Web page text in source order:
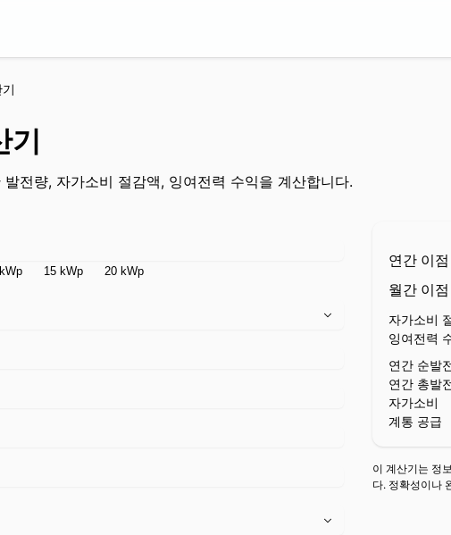
기
전량, 자가소비 절감액, 잉여전력 수익을 계산합니다.
15 kWp 20 kWp
연간 이점
월간 이점
자가소비
잉여전력
연간 순발
연간 총발
자가소비
계통 공급
이 계산기는 정
다. 정확성이나